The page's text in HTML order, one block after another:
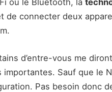
ou le Bluetooth, la
de connecter deux
d’entre-vous me
importantes. Sauf que le
Pas besoin donc